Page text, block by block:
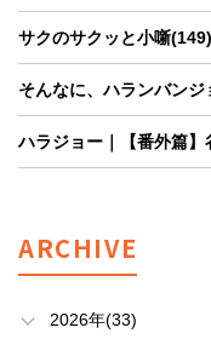
サクのサクッと小噺(149)
そんなに、ハランバン
ハラジョー｜【番外篇
ARCHIVE
2026年(33)